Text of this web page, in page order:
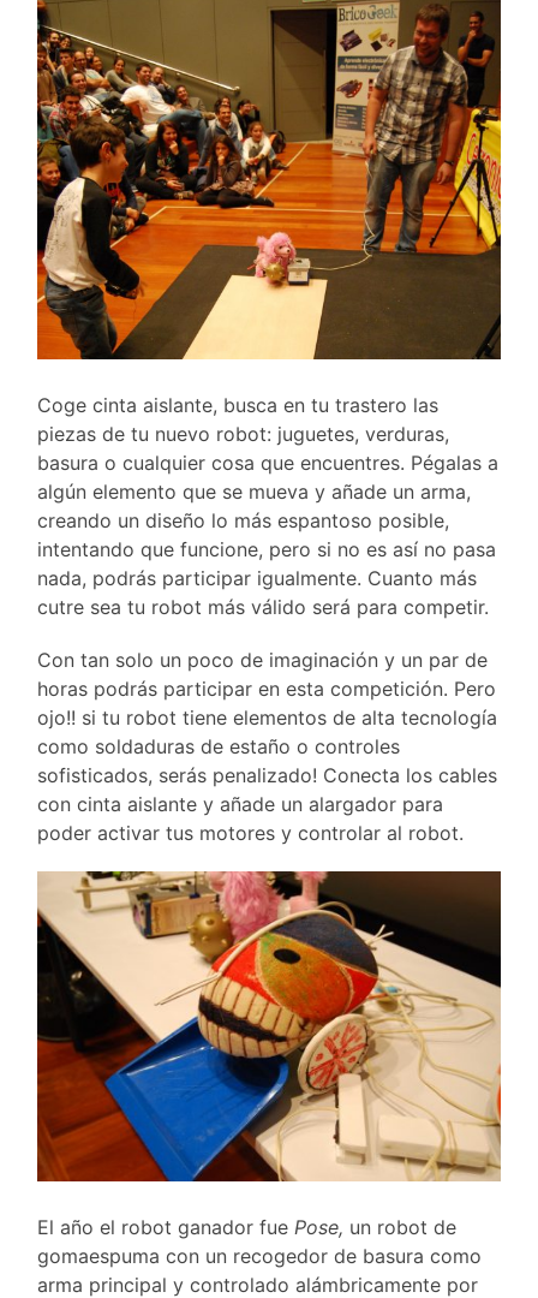
Coge cinta aislante, busca en tu trastero las
piezas de tu nuevo robot: juguetes, verduras,
basura o cualquier cosa que encuentres. Pégalas a
algún elemento que se mueva y añade un arma,
creando un diseño lo más espantoso posible,
intentando que funcione, pero si no es así no pasa
nada, podrás participar igualmente. Cuanto más
cutre sea tu robot más válido será para competir.
Con tan solo un poco de imaginación y un par de
horas podrás participar en esta competición. Pero
ojo!! si tu robot tiene elementos de alta tecnología
como soldaduras de estaño o controles
sofisticados, serás penalizado! Conecta los cables
con cinta aislante y añade un alargador para
poder activar tus motores y controlar al robot.
El año el robot ganador fue Pose, un robot de
gomaespuma con un recogedor de basura como
arma principal y controlado alámbricamente por